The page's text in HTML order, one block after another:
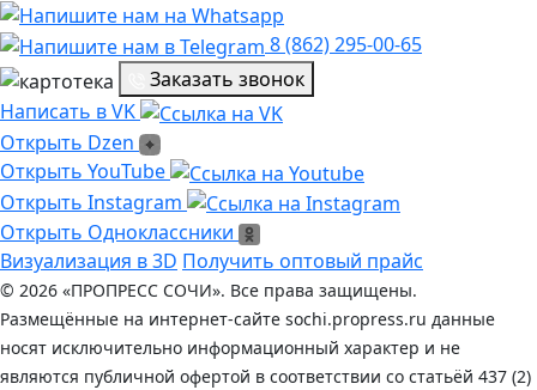
8 (862) 295-00-65
Заказать звонок
Написать в VK
Написать в VK
Открыть Dzen
Открыть Dzen
Ссылка на Youtube
Открыть YouTube
Ссылка на Instagram
Открыть Instagram
Открыть Одноклассники
Открыть Одноклассники
Визуализация в 3D Получить оптовый прайс
© 2026 «ПРОПРЕСС СОЧИ». Все права защищены.
Размещённые на интернет-сайте sochi.propress.ru данные
носят исключительно информационный характер и не
являются публичной офертой в соответствии со статьёй 437 (2)